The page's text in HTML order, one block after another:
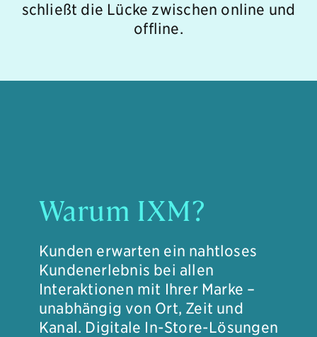
schließt die Lücke zwischen online und
offline.
Warum IXM?
Kunden erwarten ein nahtloses
Kundenerlebnis bei allen
Interaktionen mit Ihrer Marke –
unabhängig von Ort, Zeit und
Kanal. Digitale In-Store-Lösungen